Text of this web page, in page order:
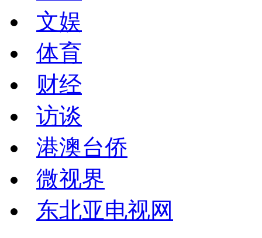
文娱
体育
财经
访谈
港澳台侨
微视界
东北亚电视网